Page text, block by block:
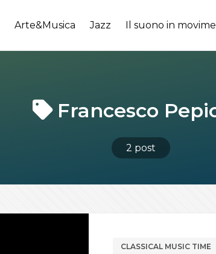
Arte&Musica Jazz Il suono in
Francesco
2 post
CLASSICAL MUSIC TIME